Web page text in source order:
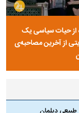
از حیات سیاسی یک
از آخرین مصاحبه‌ی